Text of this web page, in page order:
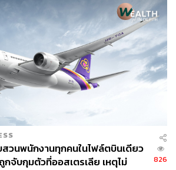
สวนพนักงานทุกคนในไฟล์ตบินเดียว
จับกุมตัวที่ออสเตรเลีย เหตุไม่
826